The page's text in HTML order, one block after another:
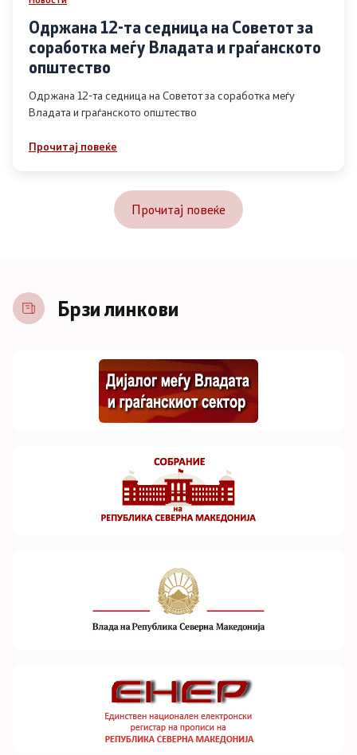
Одржана 12-та седница на Советот за
соработка меѓу Владата и граѓанското
општество
Одржана 12-та седница на Советот за соработка меѓу
Владата и граѓанското општество
Прочитај повеќе
Прочитај повеќе
Брзи линкови